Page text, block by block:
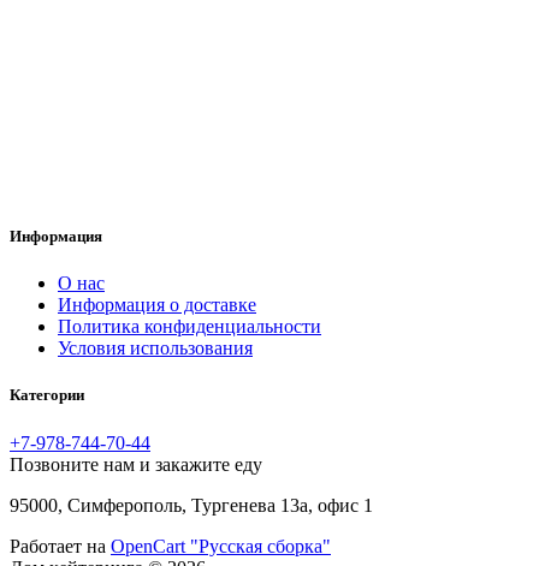
Информация
O нас
Информация о доставке
Политика конфиденциальности
Условия использования
Категории
+7-978-744-70-44
Позвоните нам и закажите еду
95000, Симферополь, Тургенева 13а, офис 1
Работает на OpenCart "Русская сборка"